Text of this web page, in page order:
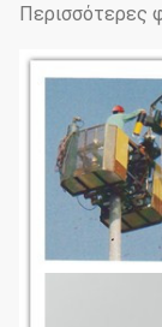
Περισσότερες